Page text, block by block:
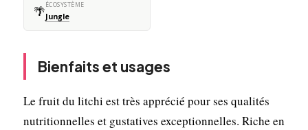
🌴ÉCOSYSTÈME
Jungle
Bienfaits et usages
Le fruit du litchi est très apprécié pour ses qualités
nutritionnelles et gustatives exceptionnelles. Riche en